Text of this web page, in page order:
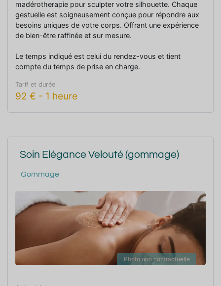
madérotherapie pour sculpter votre silhouette. Chaque
gestuelle est soigneusement conçue pour répondre aux
besoins uniques de votre corps. Offrant une expérience
de bien-être raffinée et sur mesure.
Le temps indiqué est celui du rendez-vous et tient
compte du temps de prise en charge.
Tarif et durée
92 € - 1 heure
Soin Elégance Velouté (gommage)
Gommage
Photo non contractuelle